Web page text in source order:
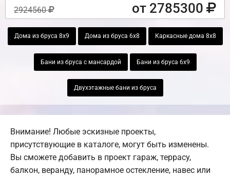
2924560 от 2785300
Дома из бруса 8х9 Дома из бруса 6х8 Каркасные дома 8х8
Бани из бруса с мансардой Бани из бруса 6х9
Двухэтажные бани из бруса
Внимание! Любые эскизные проекты,
присутствующие в каталоге, могут быть изменены.
Вы сможете добавить в проект гараж, террасу,
балкон, веранду, панорамное остекление, навес или